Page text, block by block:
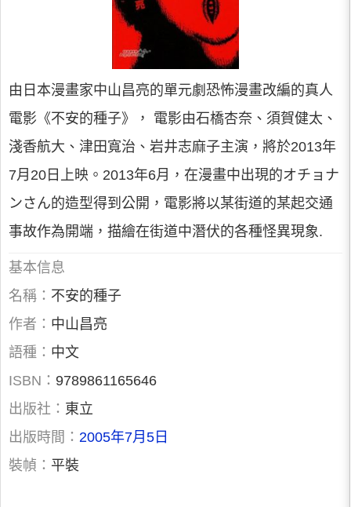
由日本漫畫家中山昌亮的單元劇恐怖漫畫改編的真人
電影《不安的種子》， 電影由石橋杏奈、須賀健太、
淺香航大、津田寬治、岩井志麻子主演，將於2013年
7月20日上映。2013年6月，在漫畫中出現的オチョナ
ンさん的造型得到公開，電影將以某街道的某起交通
事故作為開端，描繪在街道中潛伏的各種怪異現象.
基本信息
名稱： 不安的種子
作者： 中山昌亮
語種： 中文
ISBN： 9789861165646
出版社： 東立
出版時間： 2005年7月5日
裝幀： 平裝